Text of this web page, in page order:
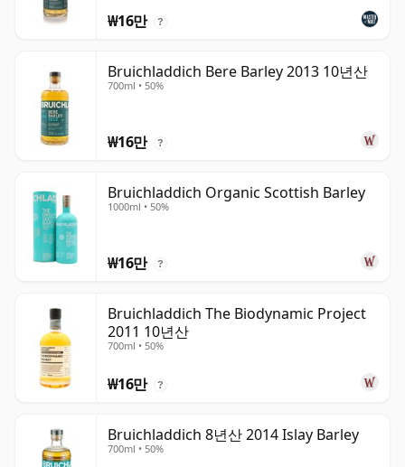
₩16만 ?
Bruichladdich Bere Barley 2013 10년산
700ml • 50%
₩16만 ?
Bruichladdich Organic Scottish Barley
1000ml • 50%
₩16만 ?
Bruichladdich The Biodynamic Project
2011 10년산
700ml • 50%
₩16만 ?
Bruichladdich 8년산 2014 Islay Barley
700ml • 50%